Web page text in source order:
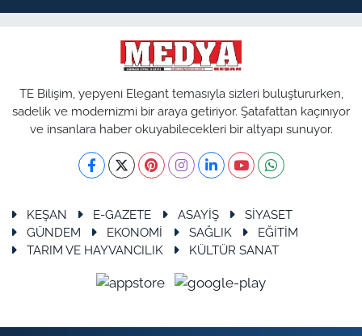
TE Bilişim, yepyeni Elegant temasıyla sizleri buluştururken,
sadelik ve modernizmi bir araya getiriyor. Şatafattan kaçınıyor
ve insanlara haber okuyabilecekleri bir altyapı sunuyor.
KEŞAN E-GAZETE ASAYİŞ
SİYASET
GÜNDEM
EKONOMİ SAĞLIK
EĞİTİM
TARIM VE HAYVANCILIK
KÜLTÜR SANAT